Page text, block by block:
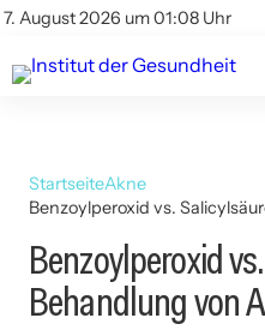
7. August 2026 um 01:08 Uhr
Kontakt
Kontakt
AGBs
StartseiteAkne
Benzoylperoxid vs.
Benzoylperoxid
Behandlung von